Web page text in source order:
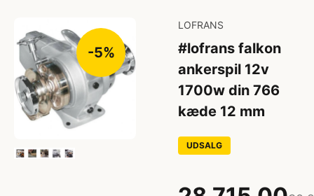
-5%
LOFRANS
#lofrans falkon
ankerspil 12v
1700w din 766
kæde 12 mm
UDSALG